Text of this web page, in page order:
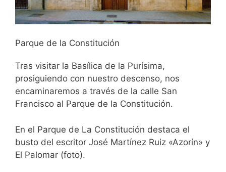
Parque de la Constitución
Tras visitar la Basílica de la Purísima,
prosiguiendo con nuestro descenso, nos
encaminaremos a través de la calle San
Francisco al Parque de la Constitución.
En el Parque de La Constitución destaca el
busto del escritor José Martínez Ruiz «Azorín» y
El Palomar (foto).